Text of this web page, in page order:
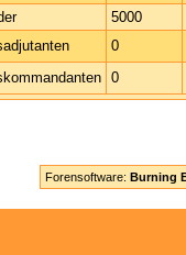
5000
0
0
Forensoftware: Burning